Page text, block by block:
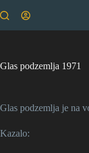
to
Glas podzemlja 1971
Glas podzemlja je na
Kazalo: